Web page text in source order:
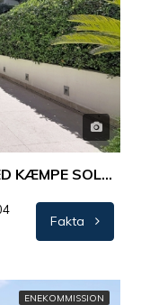
CANNES: ELEGANT LEJLIGHED MED KÆMPE SOLRIG TERRASSE – 700 METER FRA HJERTET AF CANNES
Fakta
ENEKOMMISSION